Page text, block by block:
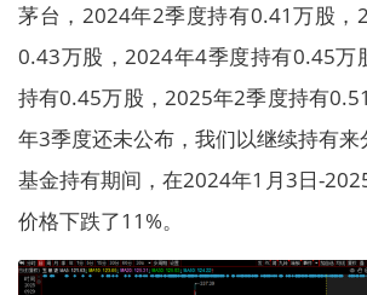
茅台，2024年2季度持有0.41万股，
0.43万股，2024年4季度持有0.45万
持有0.45万股，2025年2季度持有
年3季度还未公布，我们以继续持有
基金持有期间，在2024年1月3日-
价格下跌了11%。